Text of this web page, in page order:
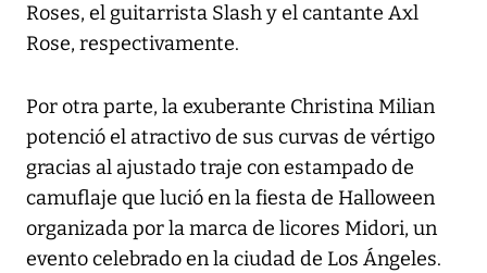
Roses, el guitarrista Slash y el cantante Axl
Rose, respectivamente.
Por otra parte, la exuberante Christina Milian
potenció el atractivo de sus curvas de vértigo
gracias al ajustado traje con estampado de
camuflaje que lució en la fiesta de Halloween
organizada por la marca de licores Midori, un
evento celebrado en la ciudad de Los Ángeles.